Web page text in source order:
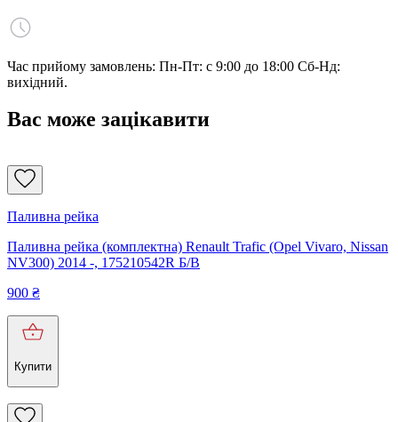
Час прийому замовлень: Пн-Пт: с 9:00 до 18:00 Сб-Нд:
вихідний.
Вас може зацікавити
Паливна рейка
Паливна рейка (комплектна) Renault Trafic (Opel Vivaro, Nissan
NV300) 2014 -, 175210542R Б/В
900 ₴
Купити